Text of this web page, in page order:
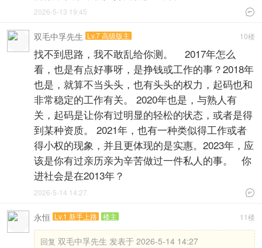

2026-5-13 19:45
10楼
双毛中孚先生 Lv.7 高级版主
找不到思路，我不敢乱给你测。 2017年怎么
看，也是有点好事呀，是挣钱或工作的事？2018年
也是，就算不当头头，也有头头的权力，起码也和
非常稳定的工作有关。 2020年也是，与熟人有
关，起码是让你有过明显的轻松的状态，或者是得
到某种资质。 2021年，也有一种类似得工作或者
得小权的现象，并且更体现的是实惠。2023年，应
该是你有过亲历亲为辛苦做过一件私人的事。 你
进社会是在2013年？

2026-5-14 14:27
11楼
永恒 Lv.1 新手上路 楼主
回复 双毛中孚先生 发表于 2026-5-14 14:27